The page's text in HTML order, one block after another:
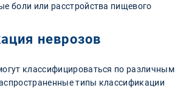
боли или расстройства пищевого
неврозов
классифицироваться по различным
типы классификации